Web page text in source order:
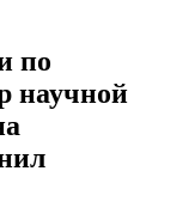
по
научной